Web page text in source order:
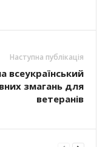
Наступна публікація
всеукраїнський
змагань для
ветеранів